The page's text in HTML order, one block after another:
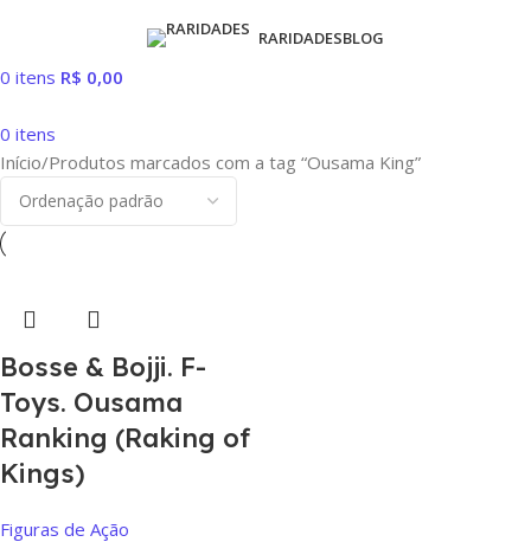
RARIDADESBLOG
0 itens R$ 0,00
0 itens
Início Produtos marcados com a tag “Ousama King”
Bosse & Bojji. F-
Toys. Ousama
Ranking (Raking of
Kings)
Figuras de Ação